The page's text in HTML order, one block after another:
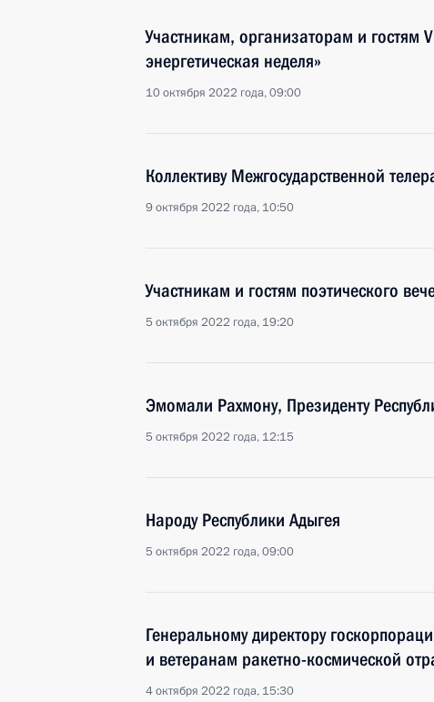
Участникам, организаторам и гостям
энергетическая неделя»
10 октября 2022 года, 09:00
Коллективу Межгосударственной
9 октября 2022 года, 10:50
Участникам и гостям поэтического
5 октября 2022 года, 19:20
Эмомали Рахмону, Президенту
5 октября 2022 года, 12:15
Народу Республики Адыгея
5 октября 2022 года, 09:00
Генеральному директору
и ветеранам ракетно-космической
4 октября 2022 года, 15:30